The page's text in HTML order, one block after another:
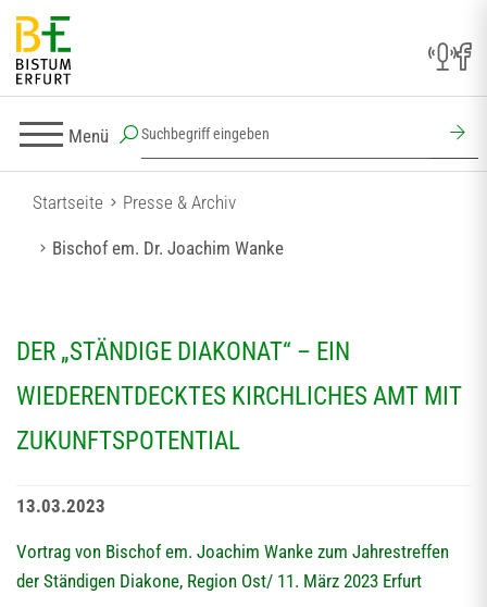
Menü
Startseite Presse & Archiv
Bischof em. Dr. Joachim Wanke
DER „STÄNDIGE DIAKONAT“ – EIN
WIEDERENTDECKTES KIRCHLICHES AMT MIT
ZUKUNFTSPOTENTIAL
13.03.2023
Vortrag von Bischof em. Joachim Wanke zum Jahrestreffen
der Ständigen Diakone, Region Ost/ 11. März 2023 Erfurt